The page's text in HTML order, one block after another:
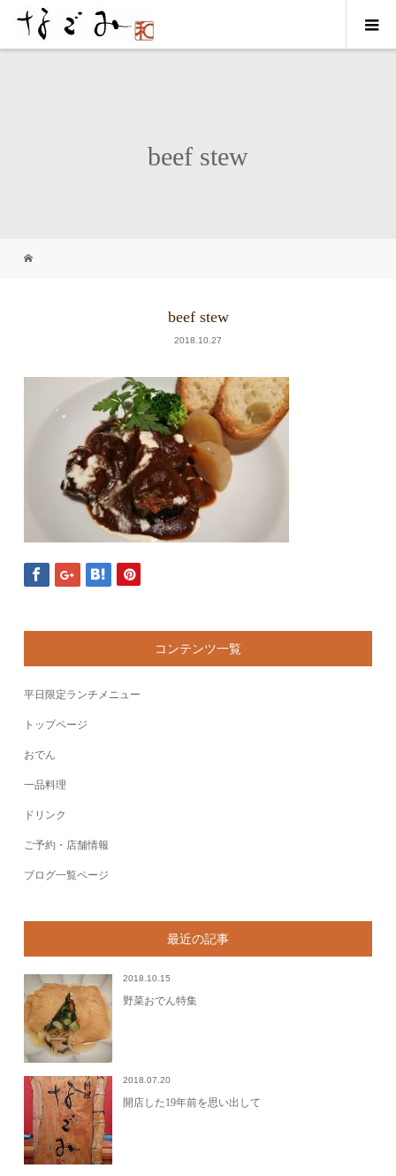
beef stew
beef stew
2018.10.27
コンテンツ一覧
平日限定ランチメニュー
トップページ
おでん
一品料理
ドリンク
ご予約・店舗情報
ブログ一覧ページ
最近の記事
2018.10.15
野菜おでん特集
2018.07.20
開店した19年前を思い出して